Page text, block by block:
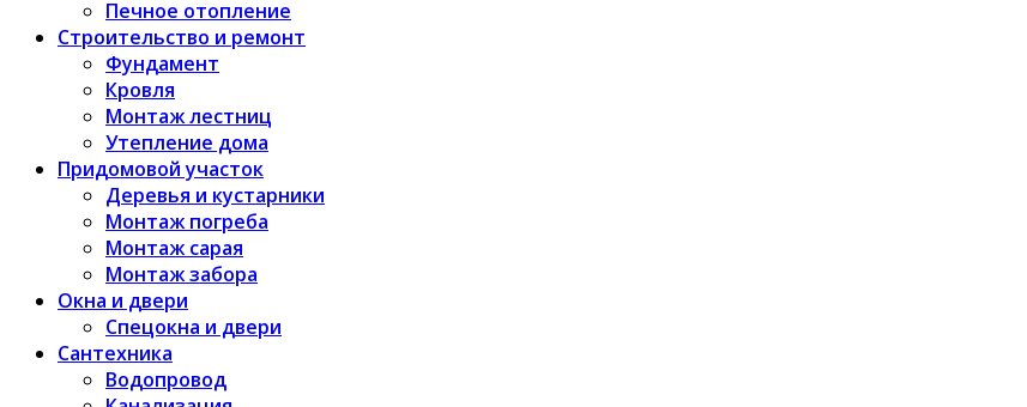
Печное отопление
Строительство и ремонт
Фундамент
Кровля
Монтаж лестниц
Утепление дома
Придомовой участок
Деревья и кустарники
Монтаж погреба
Монтаж сарая
Монтаж забора
Окна и двери
Спецокна и двери
Сантехника
Водопровод